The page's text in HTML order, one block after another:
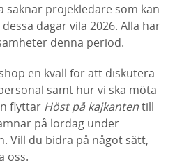
saknar projekledare som kan
dagar vila 2026. Alla har
denna period.
en kväll för att diskutera
samt hur vi ska möta
flyttar Höst på kajkantentill
på lördag under
Vill du bidra på något sätt,
oss.